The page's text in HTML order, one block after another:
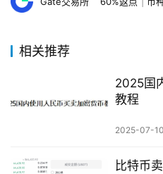
相关推荐
2025国
教程
2025-07-10
比特币